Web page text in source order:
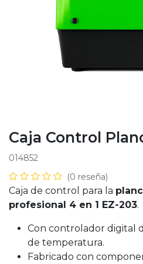
Caja Control
014852
(0 reseña)
Caja de control para la
profesional 4 en 1 EZ-203.
Con controlador digital
de temperatura.
Fabricado con